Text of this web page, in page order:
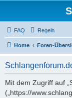
FAQ Regeln
Home Foren-
Mit dem Zugriff auf
(„https://